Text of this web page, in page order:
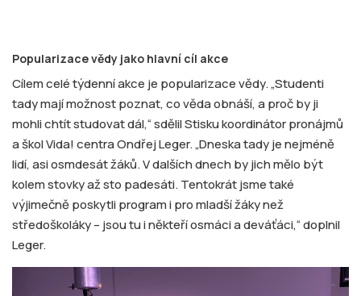
Popularizace vědy jako hlavní cíl akce
Cílem celé týdenní akce je popularizace vědy. „Studenti
tady mají možnost poznat, co věda obnáší, a proč by ji
mohli chtít studovat dál,“ sdělil Stisku koordinátor pronájmů
a škol Vida! centra Ondřej Leger. „Dneska tady je nejméně
lidí, asi osmdesát žáků. V dalších dnech by jich mělo být
kolem stovky až sto padesáti. Tentokrát jsme také
výjimečně poskytli program i pro mladší žáky než
středoškoláky – jsou tu i někteří osmáci a deváťáci,“ doplnil
Leger.